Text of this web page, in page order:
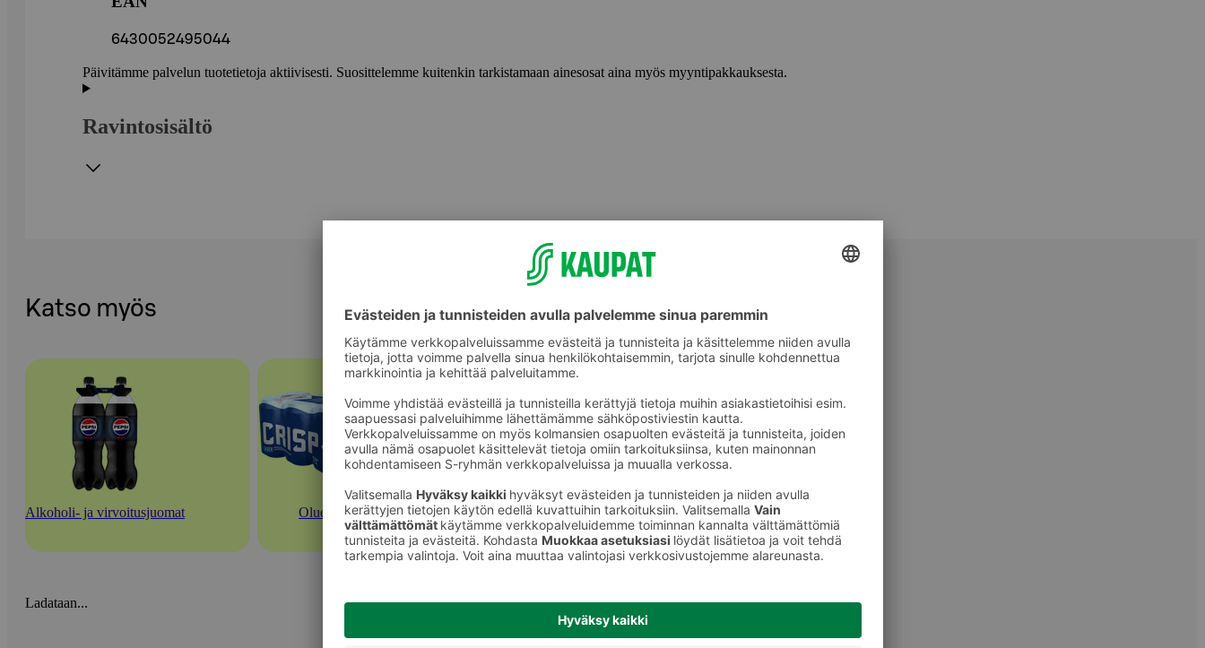
6430052495044
Päivitämme palvelun tuotetietoja aktiivisesti. Suosittelemme kuitenkin tarkistamaan ainesosat aina myös myyntipakkauksesta.
Ravintosisältö
Katso myös
Alkoholi- ja virvoitusjuomat Oluet Ale-olut
Ladataan...